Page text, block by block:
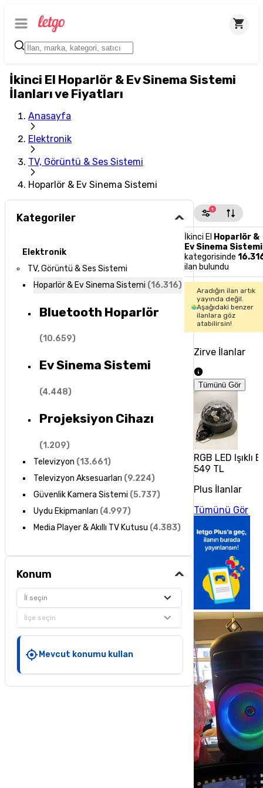
İkinci El Hoparlör & Ev Sinema Sistemi
İlanları ve Fiyatları
Anasayfa
Elektronik
TV, Görüntü & Ses Sistemi
Hoparlör & Ev Sinema Sistemi
Kategoriler
Elektronik
TV, Görüntü & Ses Sistemi
Hoparlör & Ev Sinema Sistemi (16.316)
Bluetooth Hoparlör
(10.659)
Ev Sinema Sistemi
(4.448)
Projeksiyon Cihazı
(1.209)
Televizyon (13.661)
Televizyon Aksesuarları (9.224)
Güvenlik Kamera Sistemi (5.737)
Uydu Ekipmanları (4.997)
Media Player & Akıllı TV Kutusu (4.383)
Konum
İl seçin
İlçe seçin
Mevcut konumu kullan
1
İkinci El Hoparlör &
Ev Sinema Sistemi
kategorisinde
ilan bulundu
Aradığın ilan artık
yayında değil.
Aşağıdaki benzer
ilanlara göz
atabilirsin!
Zirve İlanlar
Tümünü Gör
RGB LED
549 TL
Plus İlanlar
Tümünü Gör